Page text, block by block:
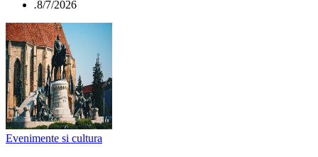
.8/7/2026
Evenimente si cultura